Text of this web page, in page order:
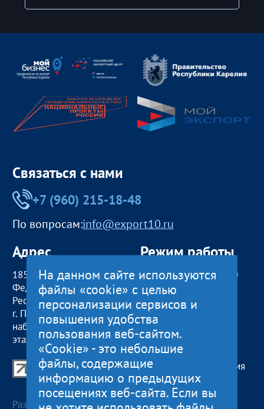
Связаться с нами
+7 (960) 215-18-48
По вопросам:info@export10.ru
Адрес
185000, Российская
Федерация,
Республика Карелия
г. Петрозаводск,
наб. Гюллинга, 11 / 2
этаж, офис 2
Режим работы
пн — чт:09:00 — 18:00
пт:09:00 — 17:00
обед с 13:00 до 14:00
сб, вс
Центр поддержки экспорта Республики Карелия
© 2012—2024
Разработка и поддержка сайта — «Артлекс», г.
На данном сайте используются
файлы «cookie» с целью
персонализации сервисов и
повышения удобства
пользования веб-сайтом.
«Cookie» - это небольшие
файлы, содержащие
информацию о предыдущих
посещениях веб-сайта. Если вы